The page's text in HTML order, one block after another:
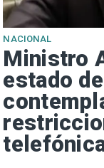
NACIONAL
Ministro
estado